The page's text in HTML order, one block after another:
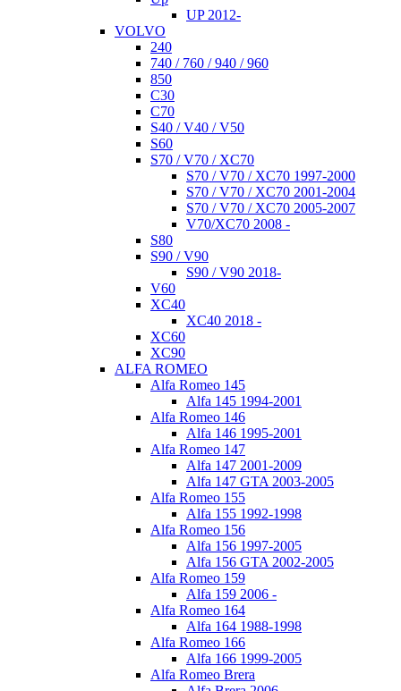
UP 2012-
VOLVO
240
740 / 760 / 940 / 960
850
C30
C70
S40 / V40 / V50
S60
S70 / V70 / XC70
S70 / V70 / XC70 1997-2000
S70 / V70 / XC70 2001-2004
S70 / V70 / XC70 2005-2007
V70/XC70 2008 -
S80
S90 / V90
S90 / V90 2018-
V60
XC40
XC40 2018 -
XC60
XC90
ALFA ROMEO
Alfa Romeo 145
Alfa 145 1994-2001
Alfa Romeo 146
Alfa 146 1995-2001
Alfa Romeo 147
Alfa 147 2001-2009
Alfa 147 GTA 2003-2005
Alfa Romeo 155
Alfa 155 1992-1998
Alfa Romeo 156
Alfa 156 1997-2005
Alfa 156 GTA 2002-2005
Alfa Romeo 159
Alfa 159 2006 -
Alfa Romeo 164
Alfa 164 1988-1998
Alfa Romeo 166
Alfa 166 1999-2005
Alfa Romeo Brera